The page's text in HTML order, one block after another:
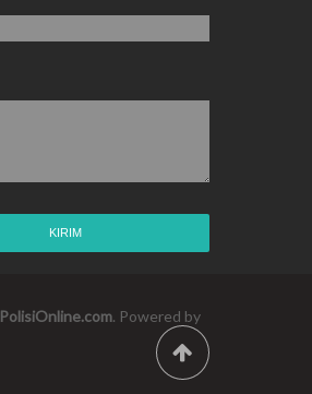
PolisiOnline.com. Powered by